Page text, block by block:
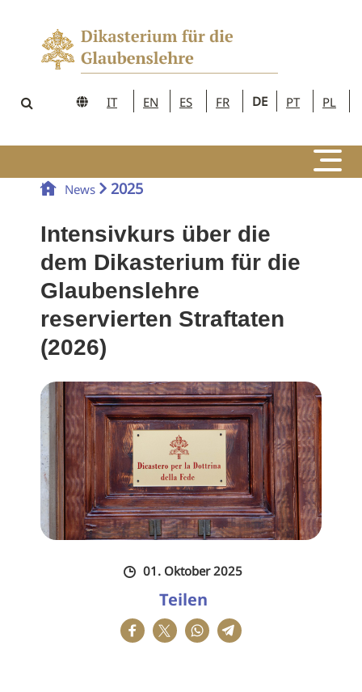
IT EN ES FR DE PT PL
News 2025
Intensivkurs über die
dem Dikasterium für die
Glaubenslehre
reservierten Straftaten
(2026)
01. Oktober 2025
Teilen